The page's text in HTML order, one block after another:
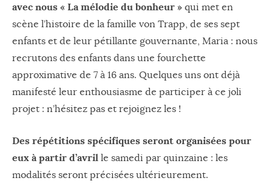
avec nous « La mélodie du bonheur » qui met en
scène l’histoire de la famille von Trapp, de ses sept
enfants et de leur pétillante gouvernante, Maria : nous
recrutons des enfants dans une fourchette
approximative de 7 à 16 ans. Quelques uns ont déjà
manifesté leur enthousiasme de participer à ce joli
projet : n’hésitez pas et rejoignez les !
Des répétitions spécifiques seront organisées pour
eux à partir d’avril le samedi par quinzaine : les
modalités seront précisées ultérieurement.